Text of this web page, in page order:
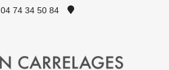
04 74 34 50 84